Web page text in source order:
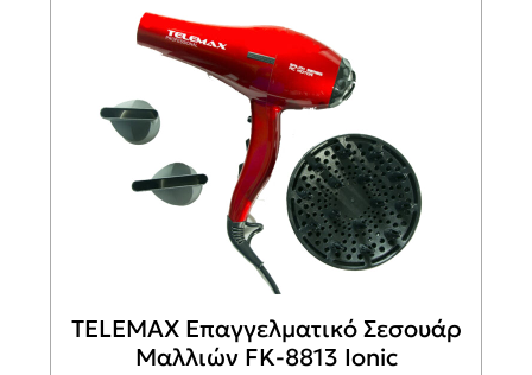
TELEMAX Επαγγελματικό Σεσουάρ
Μαλλιών FK-8813 Ionic